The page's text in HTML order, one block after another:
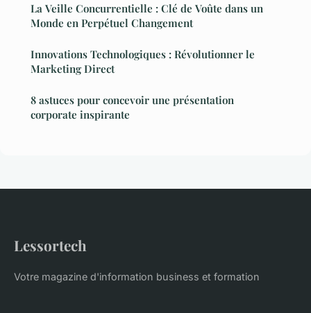
La Veille Concurrentielle : Clé de Voûte dans un
Monde en Perpétuel Changement
Innovations Technologiques : Révolutionner le
Marketing Direct
8 astuces pour concevoir une présentation
corporate inspirante
Lessortech
Votre magazine d'information business et formation